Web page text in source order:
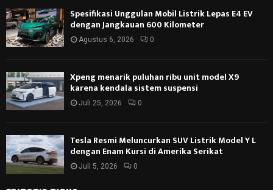
Spesifikasi Unggulan Mobil Listrik Lepas E4 EV
dengan Jangkauan 600 Kilometer
Agustus 6, 2026 0
Xpeng menarik puluhan ribu unit model X9
karena kendala sistem suspensi
Juli 25, 2026 0
Tesla Resmi Meluncurkan SUV Listrik Model Y L
dengan Enam Kursi di Amerika Serikat
Juli 5, 2026 0